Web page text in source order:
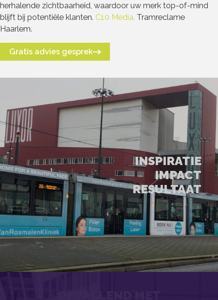
herhalende zichtbaarheid, waardoor uw merk top-of-mind
blijft bij potentiële klanten. C10 Media, Tramreclame
Haarlem.
Gratis advies gesprek
INSPIRATIE
IMPACT
RESULTAAT